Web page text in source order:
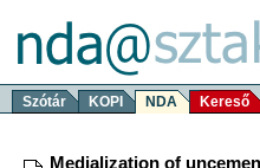
Szótár KOPI NDA Kereső
Medialization of